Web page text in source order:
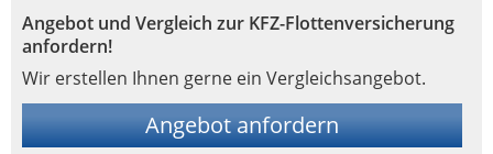
Angebot und Vergleich zur KFZ-Flottenversicherung
anfordern!
Wir erstellen Ihnen gerne ein Vergleichsangebot.
Angebot anfordern